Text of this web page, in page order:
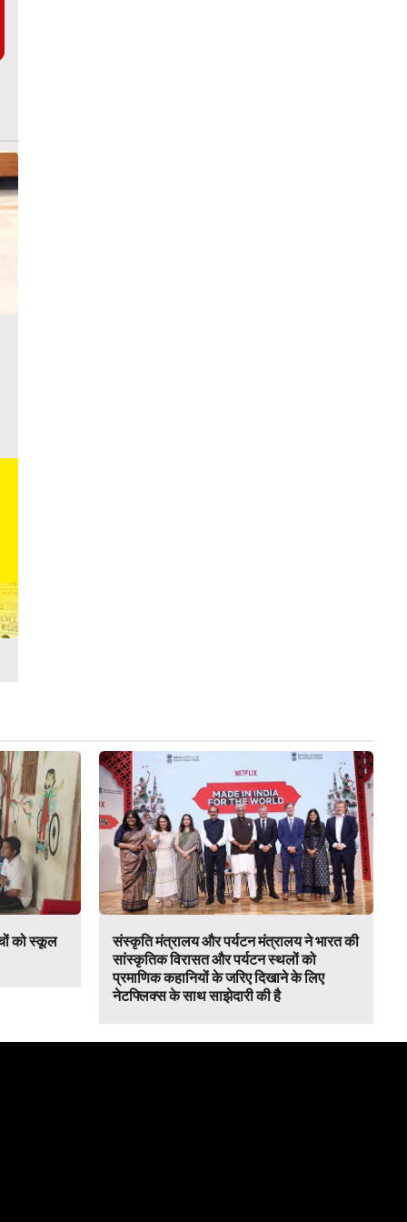
को स्कूल
संस्कृति मंत्रालय और पर्यटन मंत्रालय ने भारत की
सांस्कृतिक विरासत और पर्यटन स्थलों को
प्रमाणिक कहानियों के जरिए दिखाने के लिए
नेटफ्लिक्स के साथ साझेदारी की है